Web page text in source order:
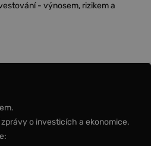
- výnosem, rizikem a
o investicích a ekonomice.